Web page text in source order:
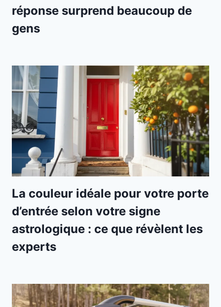
réponse surprend beaucoup de
gens
La couleur idéale pour votre porte
d’entrée selon votre signe
astrologique : ce que révèlent les
experts